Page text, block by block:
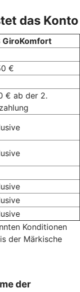
das Konto
GiroKomfort
€
€ ab der 2.
Konditionen
der Märkische
der